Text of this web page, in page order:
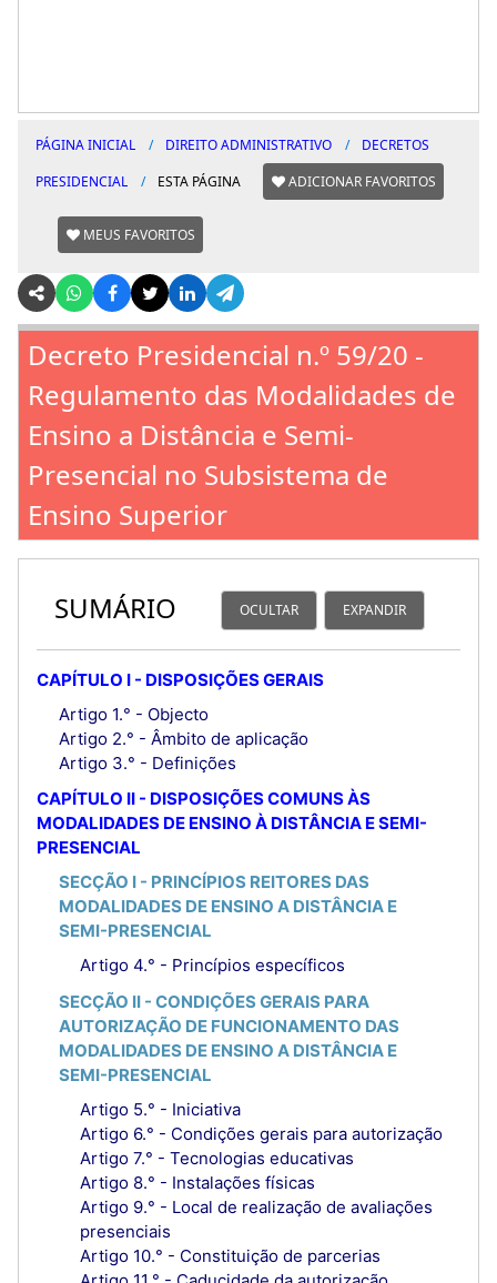
PÁGINA INICIAL DIREITO ADMINISTRATIVO
DECRETOS
PRESIDENCIAL
ESTA PÁGINA ADICIONAR FAVORITOS
MEUS FAVORITOS
Decreto Presidencial n.º 59/20 -
Regulamento das Modalidades de
Ensino a Distância e Semi-
Presencial no Subsistema de
Ensino Superior
SUMÁRIO OCULTAR EXPANDIR
CAPÍTULO I - DISPOSIÇÕES GERAIS
Artigo 1.° - Objecto
Artigo 2.° - Âmbito de aplicação
Artigo 3.° - Definições
CAPÍTULO II - DISPOSIÇÕES COMUNS ÀS
MODALIDADES DE ENSINO À DISTÂNCIA E SEMI-
PRESENCIAL
SECÇÃO I - PRINCÍPIOS REITORES DAS
MODALIDADES DE ENSINO A DISTÂNCIA E
SEMI-PRESENCIAL
Artigo 4.° - Princípios específicos
SECÇÃO II - CONDIÇÕES GERAIS PARA
AUTORIZAÇÃO DE FUNCIONAMENTO DAS
MODALIDADES DE ENSINO A DISTÂNCIA E
SEMI-PRESENCIAL
Artigo 5.° - Iniciativa
Artigo 6.° - Condições gerais para autorização
Artigo 7.° - Tecnologias educativas
Artigo 8.° - Instalações físicas
Artigo 9.° - Local de realização de avaliações
presenciais
Artigo 10.° - Constituição de parcerias